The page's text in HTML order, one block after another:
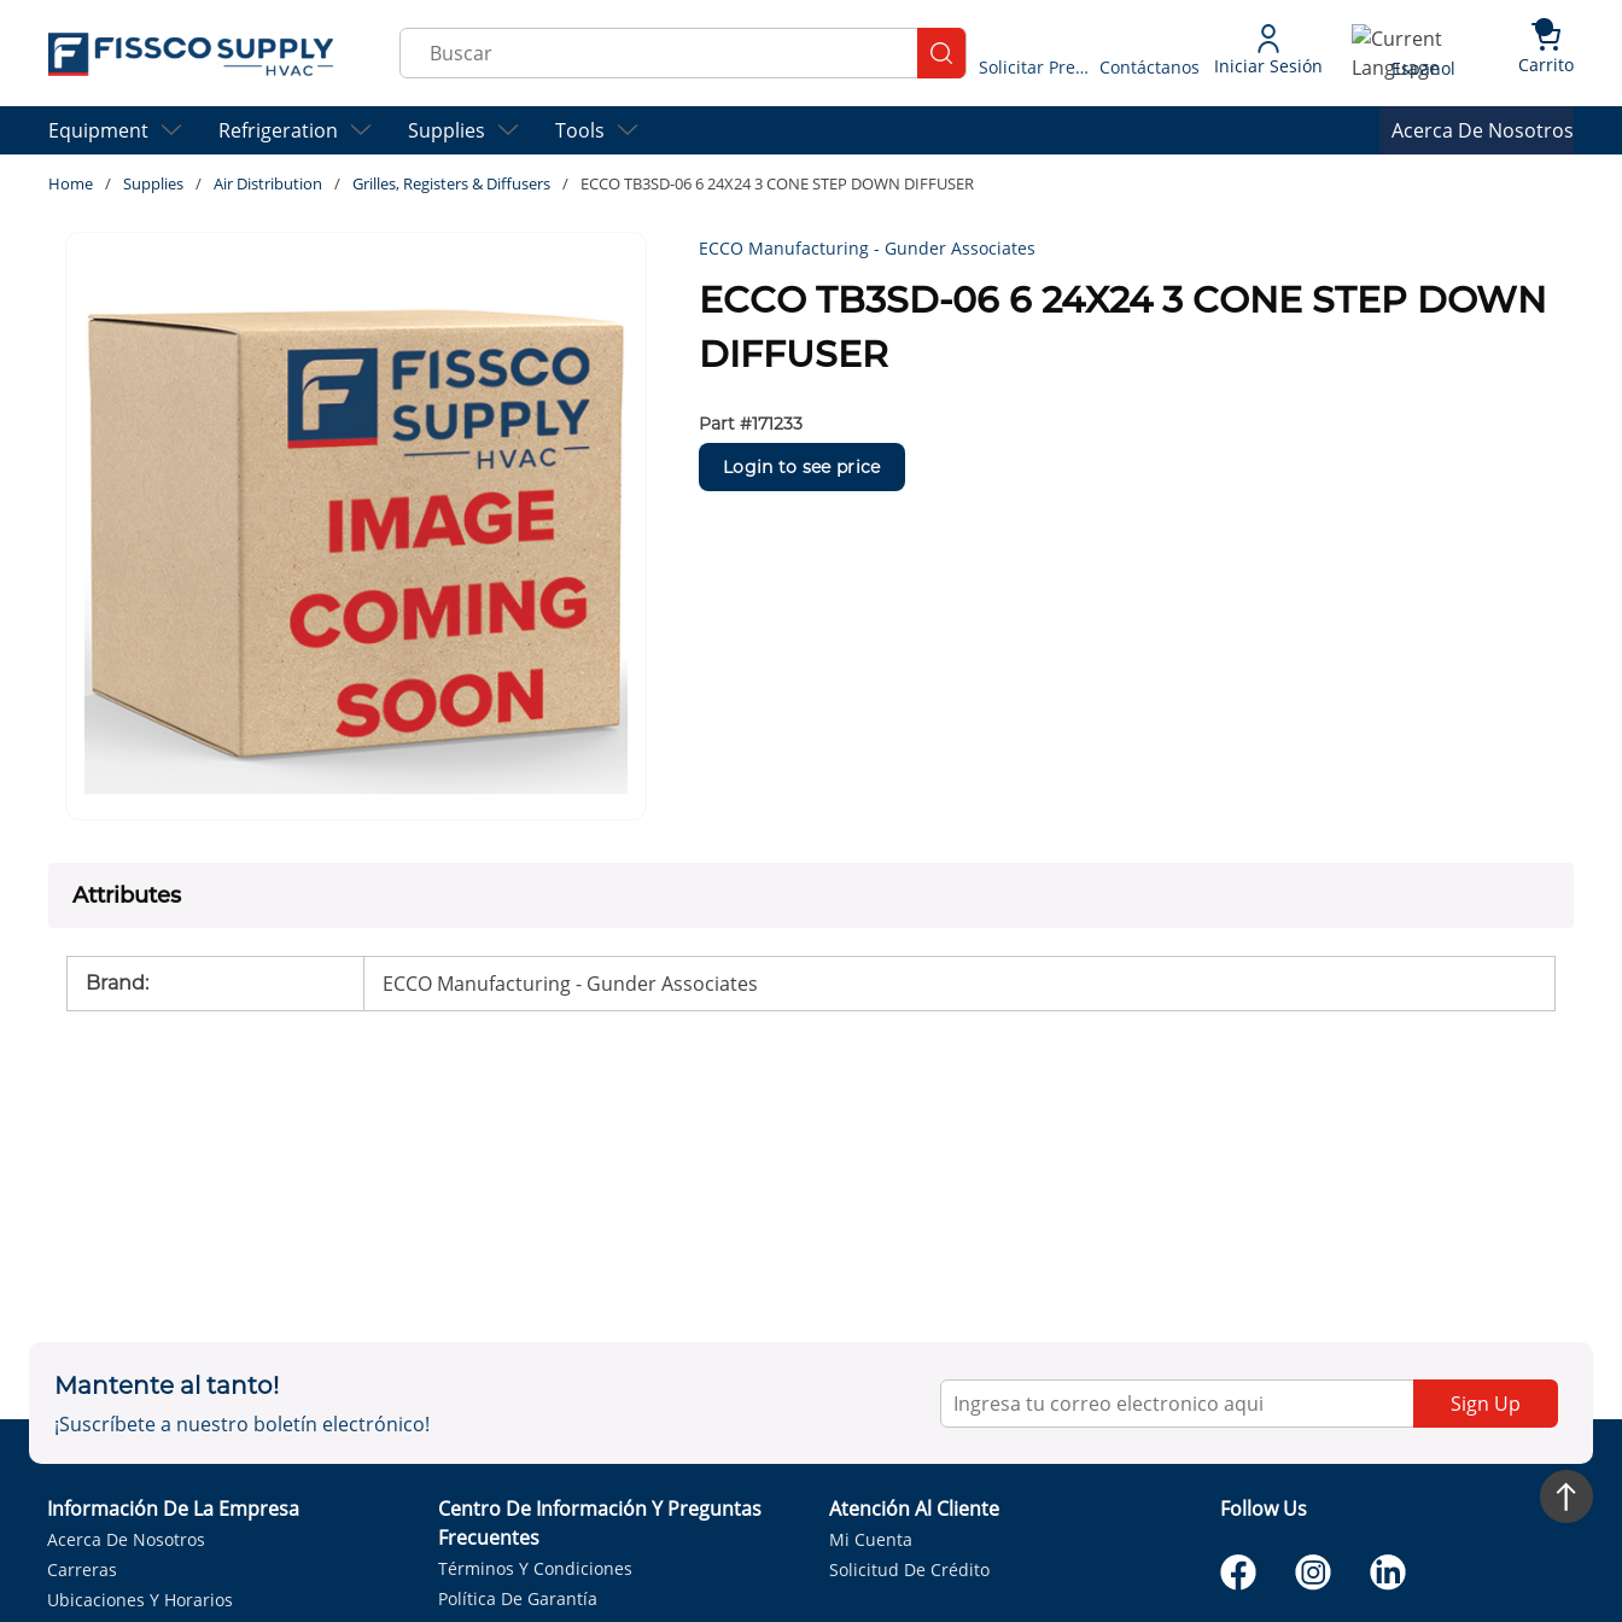
Skip to main content
Site Search
submit search
Solicitar Presupuesto Contáctanos Iniciar Sesión Language
Espanol Carrito{0}
Equipment Refrigeration Supplies Tools Acerca De Nosotros
Home / Supplies / Air Distribution / Grilles, Registers & Diffusers / ECCO TB3SD-06 6 24X24 3 CONE STEP DOWN DIFFUSER
ECCO Manufacturing - Gunder Associates
ECCO TB3SD-06 6 24X24 3 CONE STEP DOWN
DIFFUSER
Part #171233
Login to see price
Attributes
Brand: ECCO Manufacturing - Gunder Associates
Mantente al tanto!
¡Suscríbete a nuestro boletín electrónico!
Sign Up
Información De La Empresa
Acerca De Nosotros
Carreras
Ubicaciones Y Horarios
Centro De Información Y Preguntas
Frecuentes
Términos Y Condiciones
Política De Garantía
Atención Al Cliente
Mi Cuenta
Solicitud De Crédito
Follow Us